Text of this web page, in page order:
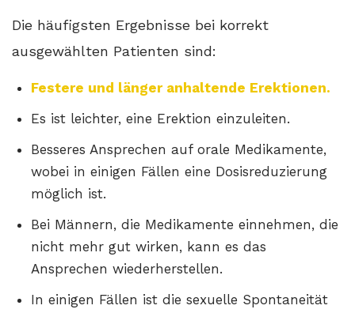
Die häufigsten Ergebnisse bei korrekt
ausgewählten Patienten sind:
Festere und länger anhaltende Erektionen.
Es ist leichter, eine Erektion einzuleiten.
Besseres Ansprechen auf orale Medikamente,
wobei in einigen Fällen eine Dosisreduzierung
möglich ist.
Bei Männern, die Medikamente einnehmen, die
nicht mehr gut wirken, kann es das
Ansprechen wiederherstellen.
In einigen Fällen ist die sexuelle Spontaneität